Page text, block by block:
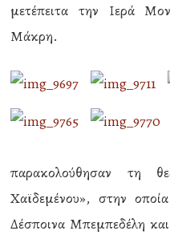
μετέπειτα την Ιερά
Μάκρη.
παρακολούθησαν τη
Χαϊδεμένου», στην
Δέσποινα Μπεμπεδέλη και